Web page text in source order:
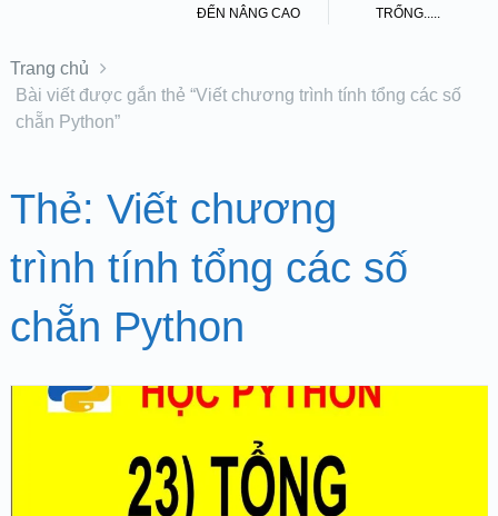
ĐẾN NÂNG CAO
TRỐNG.....
Trang chủ
Bài viết được gắn thẻ “Viết chương trình tính tổng các số
chẵn Python”
Thẻ: Viết chương
trình tính tổng các số
chẵn Python